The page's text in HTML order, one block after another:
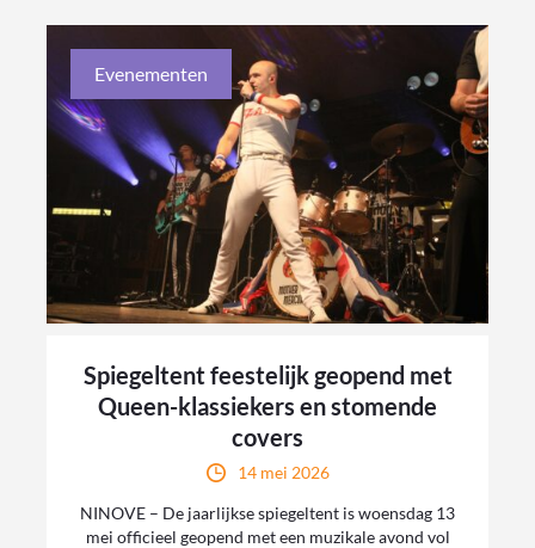
Evenementen
Spiegeltent feestelijk geopend met
Queen-klassiekers en stomende
covers
14 mei 2026
NINOVE – De jaarlijkse spiegeltent is woensdag 13
mei officieel geopend met een muzikale avond vol